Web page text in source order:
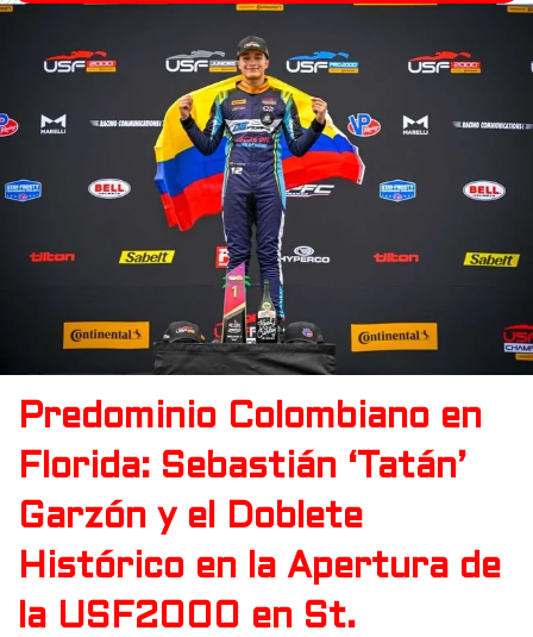
Predominio Colombiano en
Florida: Sebastián ‘Tatán’
Garzón y el Doblete
Histórico en la Apertura de
la USF2000 en St.